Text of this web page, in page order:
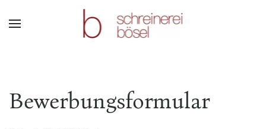
Bewerbungsformular